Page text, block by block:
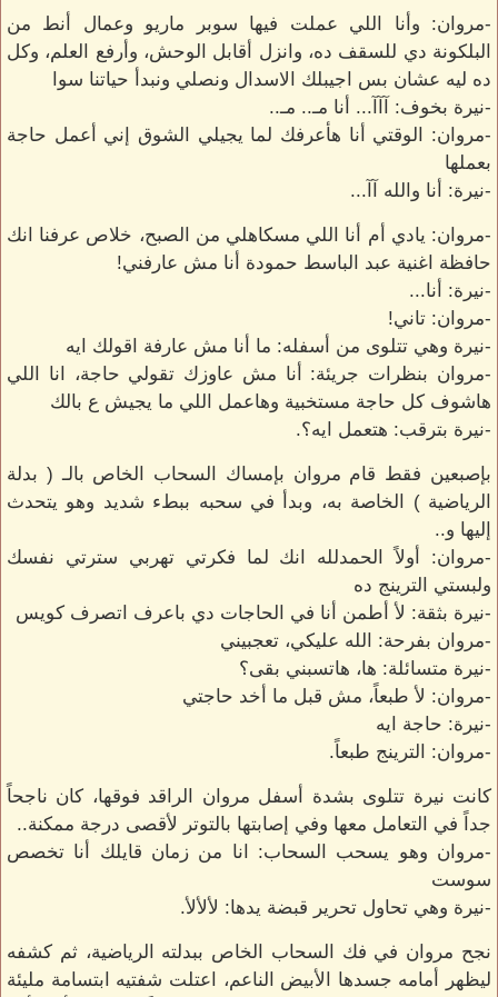
-مروان: وأنا اللي عملت فيها سوبر ماريو وعمال أنط من
البلكونة دي للسقف ده، وانزل أقابل الوحش، وأرفع العلم، وكل
ده ليه عشان بس اجيبلك الاسدال ونصلي ونبدأ حياتنا سوا
-نيرة بخوف: آآآ... أنا مـ.. مـ..
-مروان: الوقتي أنا هأعرفك لما يجيلي الشوق إني أعمل حاجة
بعملها
-نيرة: أنا والله آآ...
-مروان: يادي أم أنا اللي مسكاهلي من الصبح، خلاص عرفنا انك
حافظة اغنية عبد الباسط حمودة أنا مش عارفني!
-نيرة: أنا...
-مروان: تاني!
-نيرة وهي تتلوى من أسفله: ما أنا مش عارفة اقولك ايه
-مروان بنظرات جريئة: أنا مش عاوزك تقولي حاجة، انا اللي
هاشوف كل حاجة مستخبية وهاعمل اللي ما يجيش ع بالك
-نيرة بترقب: هتعمل ايه؟.
بإصبعين فقط قام مروان بإمساك السحاب الخاص بالـ ( بدلة
الرياضية ) الخاصة به، وبدأ في سحبه ببطء شديد وهو يتحدث
إليها و..
-مروان: أولاً الحمدلله انك لما فكرتي تهربي سترتي نفسك
ولبستي الترينج ده
-نيرة بثقة: لأ أطمن أنا في الحاجات دي باعرف اتصرف كويس
-مروان بفرحة: الله عليكي، تعجبيني
-نيرة متسائلة: ها، هاتسبني بقى؟
-مروان: لأ طبعاً، مش قبل ما أخد حاجتي
-نيرة: حاجة ايه
-مروان: الترينج طبعاً.
كانت نيرة تتلوى بشدة أسفل مروان الراقد فوقها، كان ناجحاً
جداً في التعامل معها وفي إصابتها بالتوتر لأقصى درجة ممكنة..
-مروان وهو يسحب السحاب: انا من زمان قايلك أنا تخصص
سوست
-نيرة وهي تحاول تحرير قبضة يدها: لألألأ.
نجح مروان في فك السحاب الخاص ببدلته الرياضية، ثم كشفه
ليظهر أمامه جسدها الأبيض الناعم، اعتلت شفتيه ابتسامة مليئة